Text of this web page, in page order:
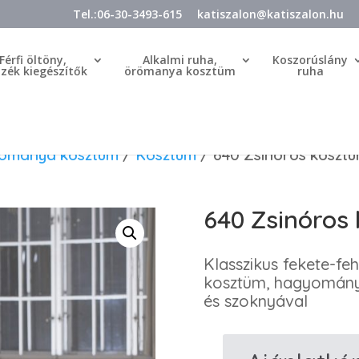
Tel.:06-30-3493-615 katiszalon@katiszalon.hu
Férfi öltöny,
kiegészítők
Alkalmi ruha,
örömanya kosztüm
Koszorúslány
ruha
kosztüm/Kosztüm/ 640 Zsinóros
640 Zsinóros
Klasszikus fekete-
kosztüm,
és szoknyával